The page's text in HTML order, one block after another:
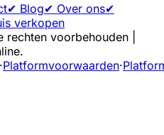
✔ Blog✔ Over ons✔
verkopen
rechten voorbehouden |
·Platformvoorwaarden·